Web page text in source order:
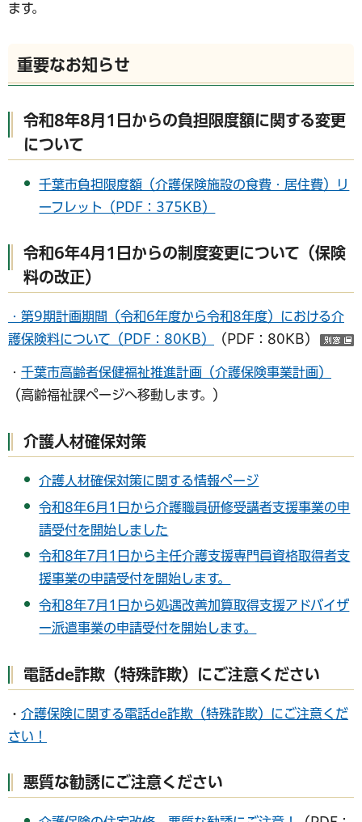
ます。
重要なお知らせ
令和8年8月1日からの負担限度額に関する変更
について
千葉市負担限度額（介護保険施設の食費・居住費）リ
ーフレット（PDF：375KB）
令和6年4月1日からの制度変更について（保険
料の改正）
・ 第9期計画期間（令和6年度から令和8年度）における介
護保険料について（PDF：80KB）
（PDF：80KB）
・ 千葉市高齢者保健福祉推進計画（介護保険事業計画）
（高齢福祉課ページへ移動します。）
介護人材確保対策
介護人材確保対策に関する情報ページ
令和8年6月1日から介護職員研修受講者支援事業の申
請受付を開始しました
令和8年7月1日から主任介護支援専門員資格取得者支
援事業の申請受付を開始します。
令和8年7月1日から処遇改善加算取得支援アドバイザ
ー派遣事業の申請受付を開始します。
電話de詐欺（特殊詐欺）にご注意ください
・ 介護保険に関する電話de詐欺（特殊詐欺）にご注意くだ
さい！
悪質な勧誘にご注意ください